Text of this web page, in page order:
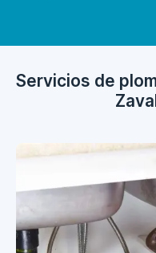
Servicios de